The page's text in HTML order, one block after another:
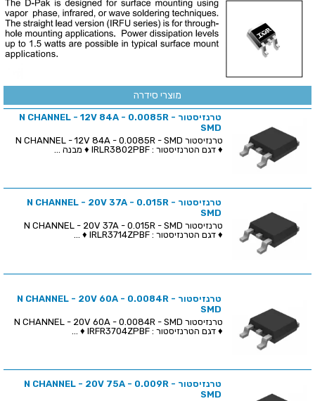
מוצרי סידרה
טרנזיסטור N CHANNEL - 12V 84A - 0.0085R -
SMD
♦ דגם הטרנזיסטור : IRLR3802PBF ♦ מבנה ...
טרנזיסטור N CHANNEL - 20V 37A - 0.015R -
SMD
♦ דגם הטרנזיסטור : IRLR3714ZPBF ♦ ...
טרנזיסטור N CHANNEL - 20V 60A - 0.0084R -
SMD
♦ דגם הטרנזיסטור : IRFR3704ZPBF ♦ ...
טרנזיסטור N CHANNEL - 20V 75A - 0.009R -
SMD